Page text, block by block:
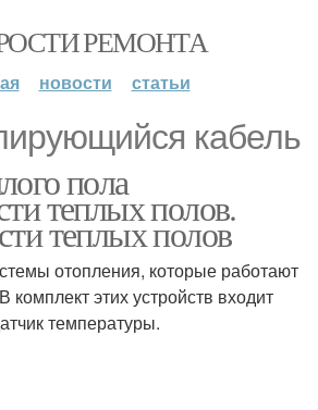
РЕМОНТА
новости статьи
кабель
пола
теплых полов.
теплых полов
отопления, которые работают
комплект этих устройств входит
температуры.